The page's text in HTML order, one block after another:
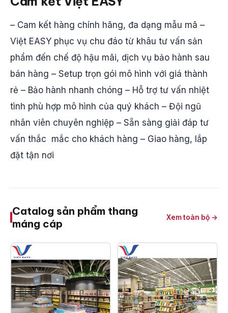
– Cam kết hàng chính hãng, đa dạng mẫu mã –
Việt EASY phục vụ chu đáo từ khâu tư vấn sản
phẩm đến chế độ hậu mãi, dịch vụ bảo hành sau
bán hàng – Setup trọn gói mô hình với giá thành
rẻ – Bảo hành nhanh chóng – Hỗ trợ tư vấn nhiệt
tình phù hợp mô hình của quý khách – Đội ngũ
nhân viên chuyên nghiệp – Sẵn sàng giải đáp tư
vấn thắc mắc cho khách hàng – Giao hàng, lắp
đặt tận nơi
Catalog sản phẩm thang
máng cáp
Xem toàn bộ →